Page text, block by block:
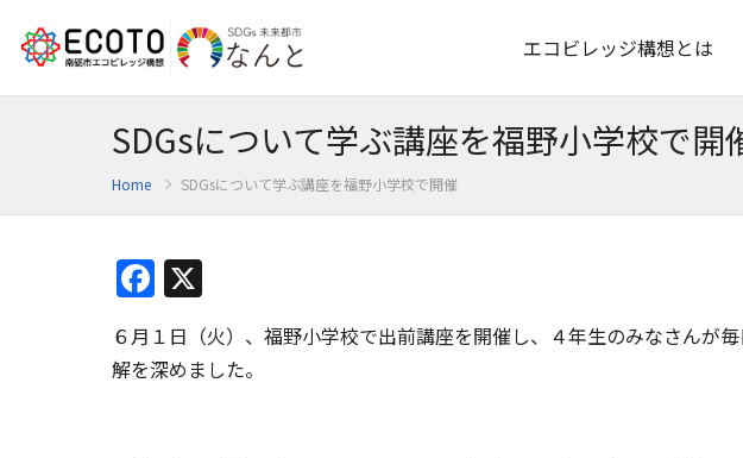
エコビレッジ構想とは
SDGsについて学ぶ講座を福野小学校で開
Home SDGsについて学ぶ講座を福野小学校で開催
Facebook
６月１日（火）、福野小学校で出前講座を開催し、４年生のみなさんが
解を深めました。